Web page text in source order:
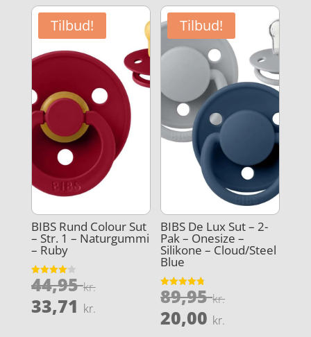
89,95 kr..
er:
67,46 kr..
er:
33,71 kr..
Tilbud!
BIBS Rund Colour Sut
– Str. 1 – Naturgummi
– Ruby
Vurderet
4.1
44,95kr.Den
oprindelige
pris
33,71 kr.
aktuelle
Tilbud!
BIBS De Lux Sut – 2-
Pak – Onesize –
Silikone – Cloud/Steel
Blue
Vurderet
4.8
89,95kr.Den
20,00 kr.